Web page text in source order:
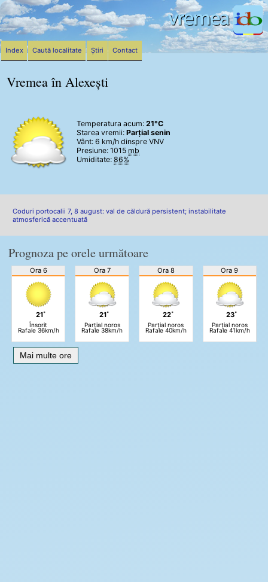
Vremea în Alexești
Temperatura acum: 21°C
Starea vremii: Parțial senin
Vânt: 6 km/h dinspre VNV
Presiune: 1015 mb
Umiditate: 86%
Coduri portocalii 7, 8 august: val de căldură persistent; instabilitate
atmosferică accentuată
Prognoza pe orele următoare
Ora 6
21˚
Însorit
Rafale 36km/h
Ora 7
21˚
Parțial noros
Rafale 38km/h
Ora 8
22˚
Parțial noros
Rafale 40km/h
Ora 9
23˚
Parțial noros
Rafale 41km/h
Mai multe ore
Index Caută localitate Știri Contact